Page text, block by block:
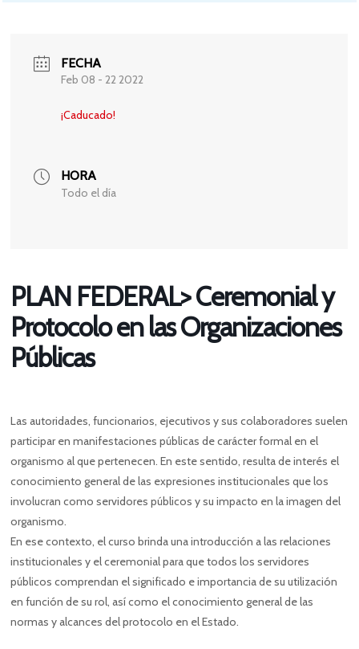
FECHA
Feb 08 - 22 2022
¡Caducado!
HORA
Todo el día
PLAN FEDERAL> Ceremonial y
Protocolo en las Organizaciones
Públicas
Las autoridades, funcionarios, ejecutivos y sus colaboradores suelen
participar en manifestaciones públicas de carácter formal en el
organismo al que pertenecen. En este sentido, resulta de interés el
conocimiento general de las expresiones institucionales que los
involucran como servidores públicos y su impacto en la imagen del
organismo.
En ese contexto, el curso brinda una introducción a las relaciones
institucionales y el ceremonial para que todos los servidores
públicos comprendan el significado e importancia de su utilización
en función de su rol, así como el conocimiento general de las
normas y alcances del protocolo en el Estado.